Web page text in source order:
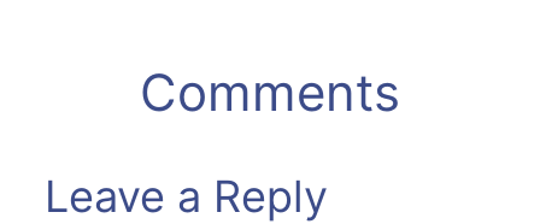
Comments
Leave a Reply